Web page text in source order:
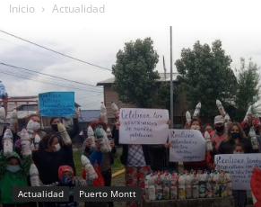
Inicio Actualidad
Actualidad Puerto Montt